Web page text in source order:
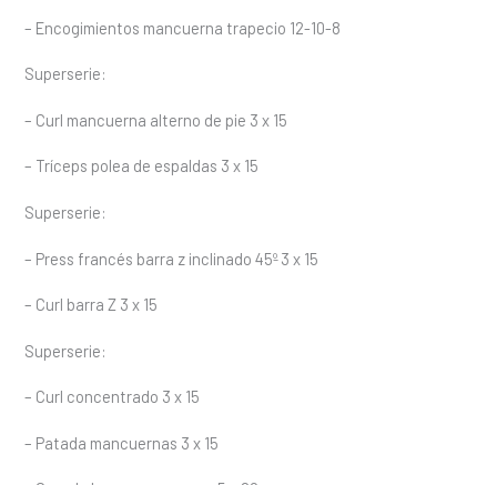
– Encogimientos mancuerna trapecio 12-10-8
Superserie:
– Curl mancuerna alterno de pie 3 x 15
– Tríceps polea de espaldas 3 x 15
Superserie:
– Press francés barra z inclinado 45º 3 x 15
– Curl barra Z 3 x 15
Superserie:
– Curl concentrado 3 x 15
– Patada mancuernas 3 x 15